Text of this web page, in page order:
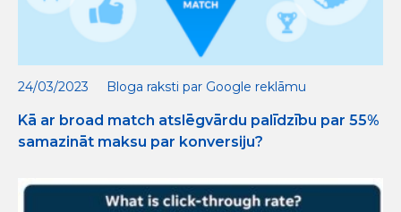
24/03/2023 Bloga raksti par Google reklāmu
Kā ar broad match atslēgvārdu palīdzību par 55%
samazināt maksu par konversiju?